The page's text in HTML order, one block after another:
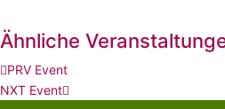
Ähnliche
PRV Event
NXT Event